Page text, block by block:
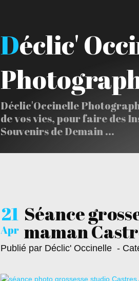
Déclic' Occinelle
Déclic'Occinelle
de vos vies, pour faire des
Souvenirs de Demain ...
21
Apr
Séance
maman
Publié par Déclic' Occinelle -